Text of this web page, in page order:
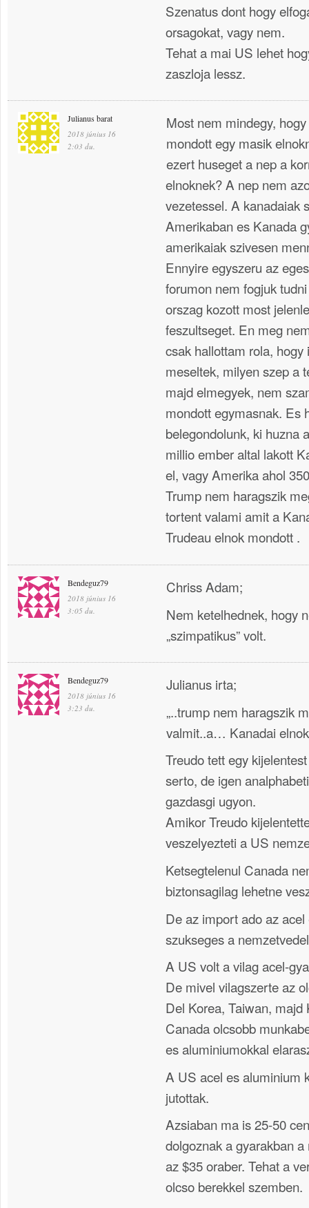
Szenatus dont hogy
orsagokat, vagy nem.
Tehat a mai US lehet
zaszloja lessz.
Julianus barat
2018 június 16
2:03 du.
Most nem mindegy,
mondott egy masik
ezert huseget a nep a
elnoknek? A nep nem
vezetessel. A kanadaiak
Amerikaban es Kanada
amerikaiak szivesen
Ennyire egyszeru az
forumon nem fogjuk
orszag kozott most
feszultseget. En meg
csak hallottam rola,
meseltek, milyen szep a
majd elmegyek, nem
mondott egymasnak. Es
belegondolunk, ki huzna
millio ember altal lakott
el, vagy Amerika ahol
Trump nem haragszik
tortent valami amit a
Trudeau elnok mondott .
Bendeguz79
2018 június 16
3:05 du.
Chriss Adam;
Nem ketelhednek, hogy
„szimpatikus” volt.
Bendeguz79
2018 június 16
3:23 du.
Julianus irta;
„..trump nem haragszik
valmit..a… Kanadai
Treudo tett egy
serto, de igen
gazdasgi ugyon.
Amikor Treudo
veszelyezteti a US
Ketsegtelenul Canada
biztonsagilag lehetne
De az import ado az
szukseges a
A US volt a vilag acel-
De mivel vilagszerte az
Del Korea, Taiwan,
Canada olcsobb
es aluminiumokkal
A US acel es aluminium
jutottak.
Azsiaban ma is 25-50
dolgoznak a gyarakban
az $35 oraber. Tehat a
olcso berekkel szemben.